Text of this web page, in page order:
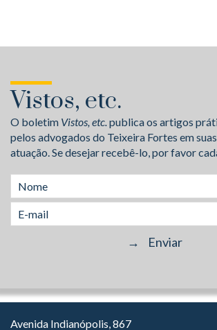
Vistos, etc.
O boletim Vistos, etc.publica os artigos
pelos advogados do Teixeira Fortes em
atuação. Se desejar recebê-lo, por favor
Avenida Indianópolis, 867